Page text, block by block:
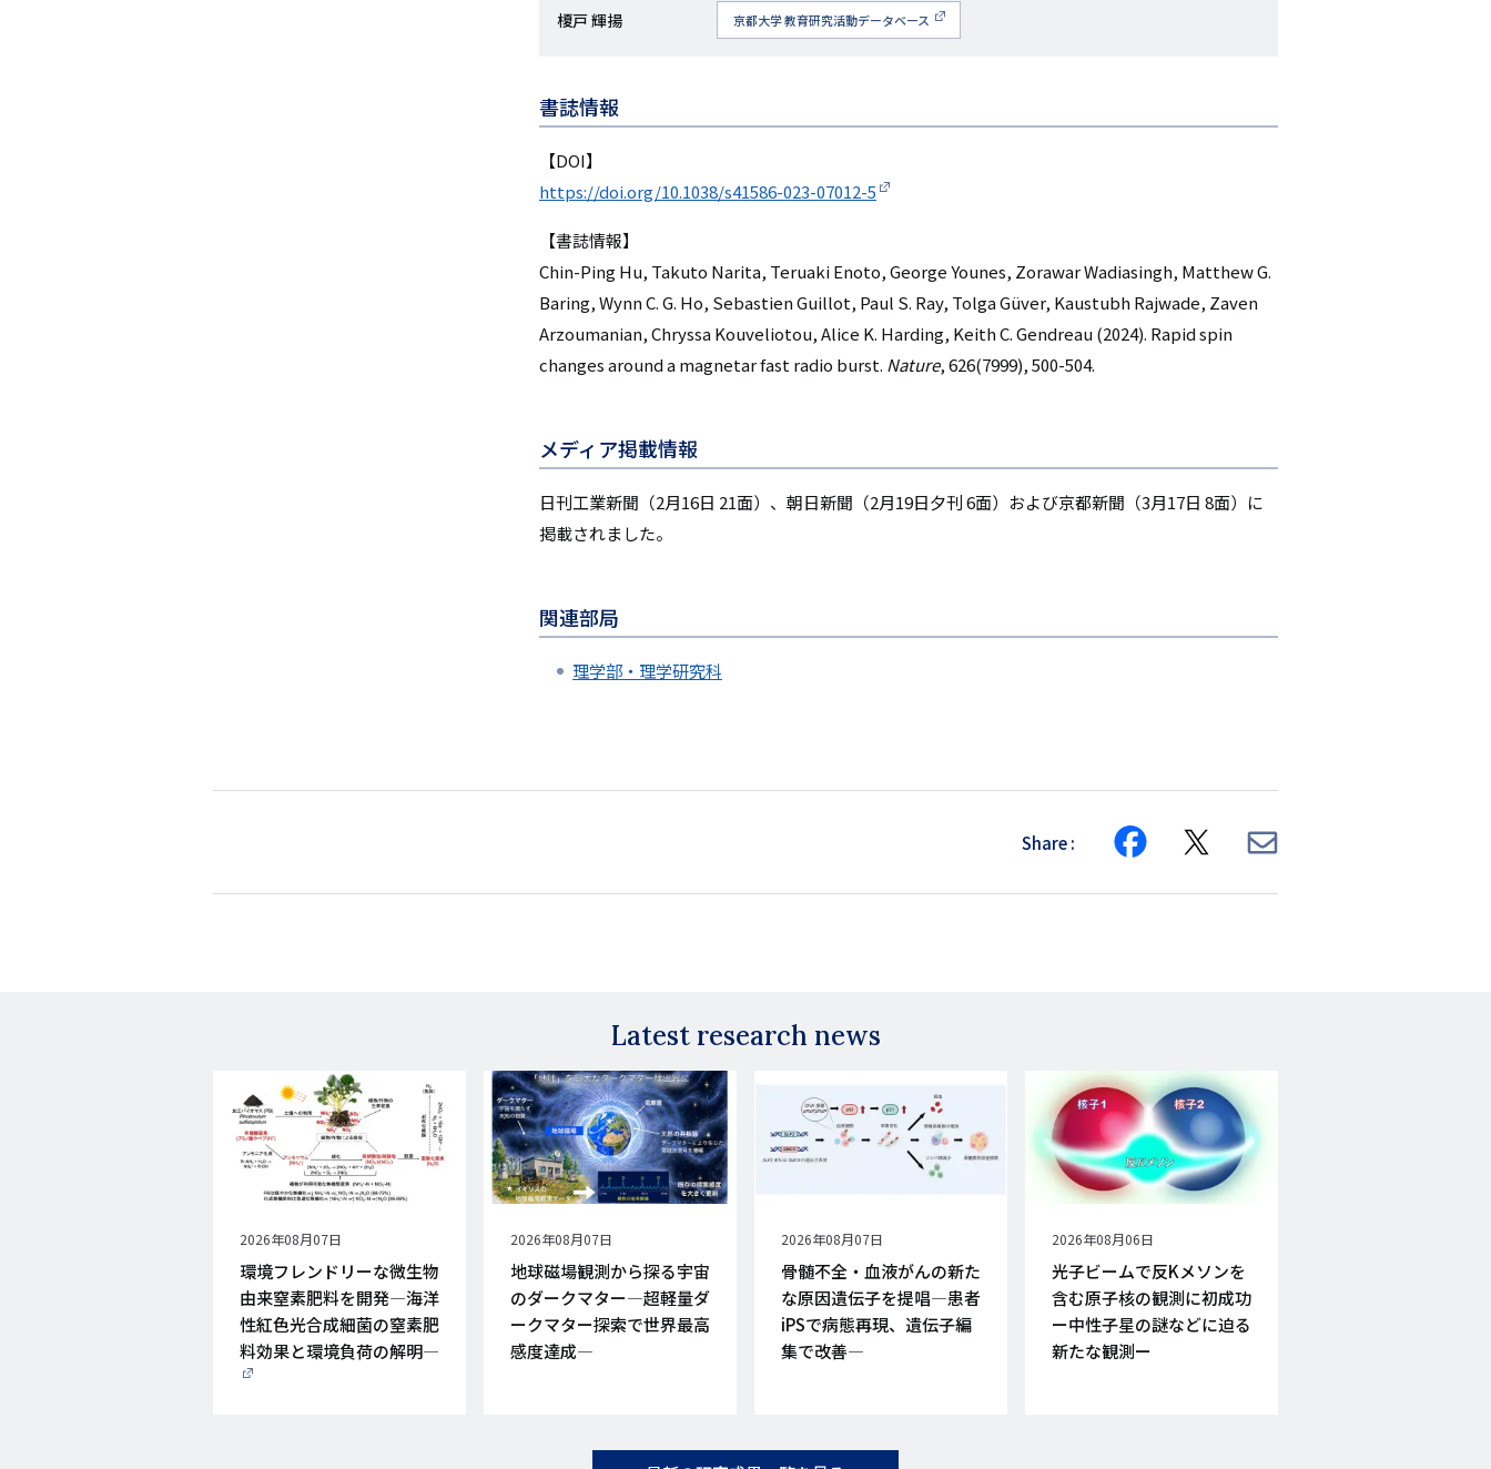
研
名
榎戸 輝揚 京都大学 教育研究活動データベース
書誌情報
【DOI】
https://doi.org/10.1038/s41586-023-07012-5
【書誌情報】
Chin-Ping Hu, Takuto Narita, Teruaki Enoto, George Younes, Zorawar Wadiasingh, Matthew G.
Baring, Wynn C. G. Ho, Sebastien Guillot, Paul S. Ray, Tolga Güver, Kaustubh Rajwade, Zaven
Arzoumanian, Chryssa Kouveliotou, Alice K. Harding, Keith C. Gendreau (2024). Rapid spin
changes around a magnetar fast radio burst. Nature, 626(7999), 500-504.
メディア掲載情報
日刊工業新聞（2月16日 21面）、朝日新聞（2月19日夕刊 6面）および京都新聞（3月17日 8面）に
掲載されました。
関連部局
理学部・理学研究科
Share Share Share
Latest research news
公
開
日
2026年08月07日
環境フレンドリーな微生物
由来窒素肥料を開発―海洋
性紅色光合成細菌の窒素肥
料効果と環境負荷の解明―
公
開
2026年08月07日
地球磁場観測から探る宇宙
のダークマター―超軽量ダ
ークマター探索で世界最高
感度達成―
公
開
日
2026年08月07日
骨髄不全・血液がんの新た
な原因遺伝子を提唱―患者
iPSで病態再現、遺伝子編
集で改善―
公
開
日
2026年08月06日
光子ビームで反Kメソンを
含む原子核の観測に初成功
ー中性子星の謎などに迫る
新たな観測ー